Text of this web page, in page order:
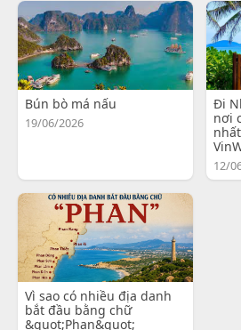
Bún bò má nấu
19/06/2026
Đi
nơi
12/
Vì sao có nhiều địa danh
bắt đầu bằng chữ
&quot;Phan&quot;